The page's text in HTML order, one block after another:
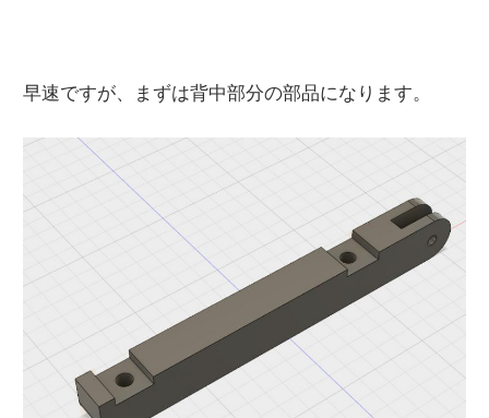
早速ですが、まずは背中部分の部品になります。